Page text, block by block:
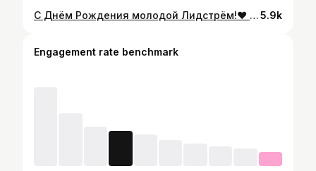
С Днём Рождения молодой Лидстрём!❤️ @shakir1001025.9k
Engagement rate benchmark